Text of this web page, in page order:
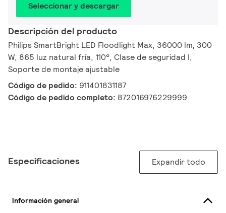
Seleccionar y descargar
Descripción del producto
Philips SmartBright LED Floodlight Max, 36000 lm, 300
W, 865 luz natural fría, 110°, Clase de seguridad I,
Soporte de montaje ajustable
Código de pedido: 911401831187
Código de pedido completo: 872016976229999
Especificaciones Expandir todo
Información general